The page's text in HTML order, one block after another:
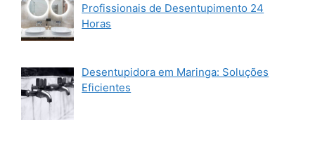
Profissionais de Desentupimento 24
Horas
Desentupidora em Maringa: Soluções
Eficientes